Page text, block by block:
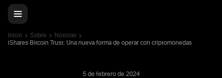
Inicio Sobre
Noticias
iShares Bitcoin Trust: Una nueva forma de operar con criptomonedas
5 de febrero de 2024